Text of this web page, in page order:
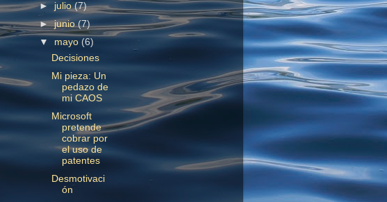
► julio(7)
►junio(7)
▼ mayo(6)
Decisiones
Mi pieza: Un
pedazo de
mi CAOS
Microsoft
pretende
cobrar por
el uso de
patentes
Desmotivaci
ón